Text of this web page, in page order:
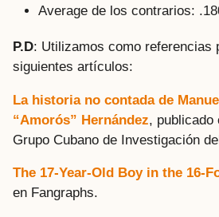
Average de los contrarios:
P.D: Utilizamos como referencias
siguientes artículos:
La historia no contada de
“Amorós” Hernández, publicado
Grupo Cubano de Investigación
The 17-Year-Old Boy in the 16-
en Fangraphs.